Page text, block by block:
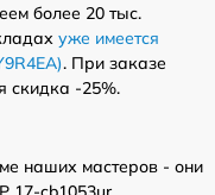
более 20 тыс.
уже имеется
. При заказе
скидка -25%.
наших мастеров - они